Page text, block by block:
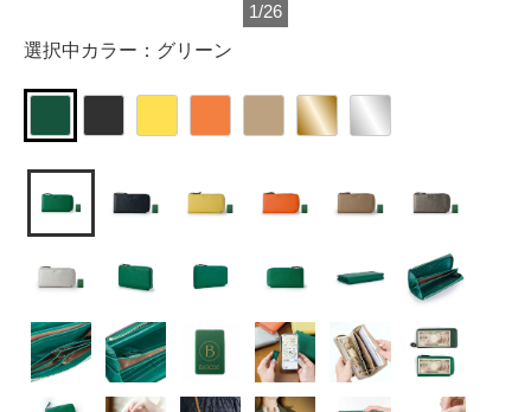
1/26
選択中カラー： グリーン